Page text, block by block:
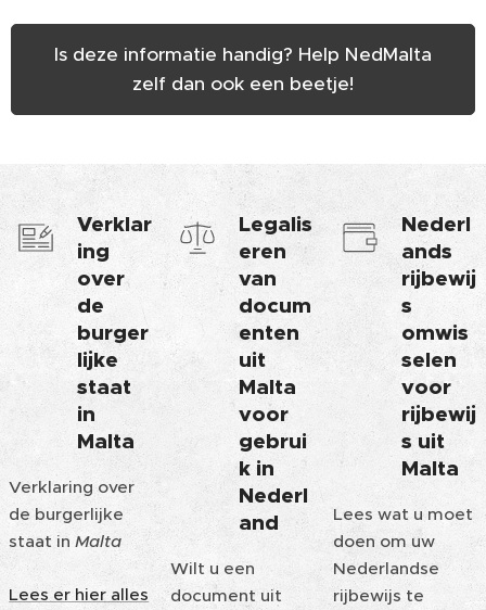
Is deze informatie handig? Help NedMalta
zelf dan ook een beetje!
Verklar
ing
over
de
burger
lijke
staat
in
Malta
Verklaring over
de burgerlijke
staat inMalta
Lees er hier alles
Legalis
eren
van
docum
enten
uit
Malta
voor
gebrui
k in
Nederl
and
Wilt u een
document uit
Nederl
ands
rijbewij
s
omwis
selen
voor
rijbewij
s uit
Malta
Lees wat u moet
doen om uw
Nederlandse
rijbewijs te